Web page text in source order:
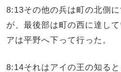
8:13その他の兵は町の北側
が、最後部は町の西に達し
アは平野へ下って行った。
8:14それはアイの王の知る